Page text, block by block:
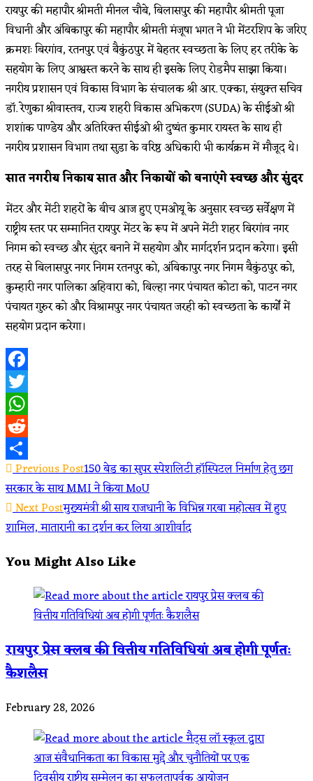
रायपुर की महापौर श्रीमती मीनल चौबे, बिलासपुर की महापौर श्रीमती पूजा
विधानी और अंबिकापुर की महापौर श्रीमती मंजूषा भगत ने भी मेंटरशिप के जरिए
क्रमशः बिरगांव, रतनपुर एवं बैकुंठपुर में बेहतर स्वच्छता के लिए हर तरीके के
सहयोग के लिए आश्वस्त करने के साथ ही इसके लिए रोडमैप साझा किया।
नगरीय प्रशासन एवं विकास विभाग के संचालक श्री आर. एक्का, संयुक्त सचिव
डॉ. रेणुका श्रीवास्तव, राज्य शहरी विकास अभिकरण (SUDA) के सीईओ श्री
शशांक पाण्डेय और अतिरिक्त सीईओ श्री दुष्यंत कुमार रायस्त के साथ ही
नगरीय प्रशासन विभाग तथा सुडा के वरिष्ठ अधिकारी भी कार्यक्रम में मौजूद थे।
सात नगरीय निकाय सात और निकायों को बनाएंगे स्वच्छ और सुंदर
मेंटर और मेंटी शहरों के बीच आज हुए एमओयू के अनुसार स्वच्छ सर्वेक्षण में
राष्ट्रीय स्तर पर सम्मानित रायपुर मेंटर के रूप में अपने मेंटी शहर बिरगांव नगर
निगम को स्वच्छ और सुंदर बनाने में सहयोग और मार्गदर्शन प्रदान करेगा। इसी
तरह से बिलासपुर नगर निगम रतनपुर को, अंबिकापुर नगर निगम बैकुंठपुर को,
कुम्हारी नगर पालिका अहिवारा को, बिल्हा नगर पंचायत कोटा को, पाटन नगर
पंचायत गुरुर को और विश्रामपुर नगर पंचायत जरही को स्वच्छता के कार्यों में
सहयोग प्रदान करेगा।
Facebook
Twitter
WhatsApp
Reddit
Share
Read
more
articles
Previous Post150 बेड का सुपर स्पेशलिटी हॉस्पिटल निर्माण हेतु छग
सरकार के साथ MMI ने किया MoU
Next Postमुख्यमंत्री श्री साय राजधानी के विभिन्न गरबा महोत्सव में हुए
शामिल, मातारानी का दर्शन कर लिया आशीर्वाद
You Might Also Like
रायपुर प्रेस क्लब की वित्तीय गतिविधियां अब होगी पूर्णतः
कैशलैस
February 28, 2026